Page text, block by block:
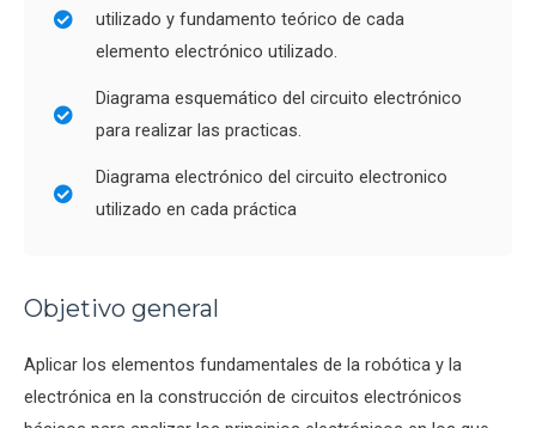
Objetivo general
Aplicar los elementos fundamentales de la robótica y la
electrónica en la construcción de circuitos electrónicos
utilizado y fundamento teórico de cada
elemento electrónico utilizado.
Diagrama esquemático del circuito electrónico
para realizar las practicas.
Diagrama electrónico del circuito electronico
utilizado en cada práctica